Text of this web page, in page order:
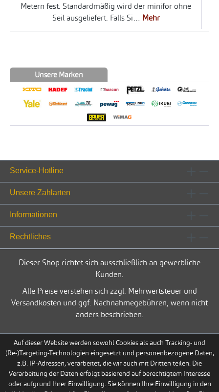
Metern fest. Standardmäßig wird der minifor ohne
Seil ausgeliefert. Falls Si… Mehr
Unsere Marken
Service-Hotline
Unsere Zahlarten
Informationen
Rechtliches
Dieser Shop richtet sich ausschließlich an gewerbliche
Kunden.
Alle Preise verstehen sich zzgl. Mehrwertsteuer und
Versandkosten und ggf. Nachnahmegebühren, wenn nicht
anders beschrieben.
Auf dieser Website werden sowohl Cookies als auch Tracking- und
(Re-)Targeting-Technologien eingesetzt und personenbezogene Daten,
z.B. IP-Adressen, verarbeitet, die wir auch mit Dritten teilen. Die
Verarbeitung der Daten erfolgt basierend auf berechtigtem Interesse
oder aufgrund Ihrer Einwilligung. Sie können Ihre Einwilligung in den